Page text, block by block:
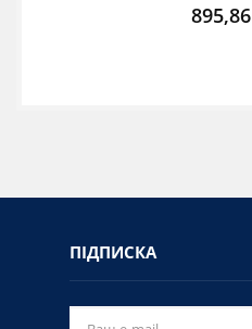
895,86
ПІДПИСКА